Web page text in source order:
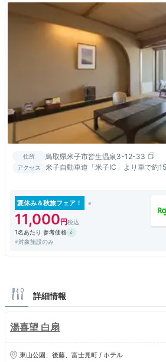
住所 鳥取県米子市皆生温泉3-12-33
アクセス
米子自動車道「米子IC」より車で約
夏休み＆秋旅フェア！
11,000
1名あたり 参考価格
※対象施設のみ
詳細情報
湯喜望 白扇
東山公園、後藤、富士見町 / ホテル